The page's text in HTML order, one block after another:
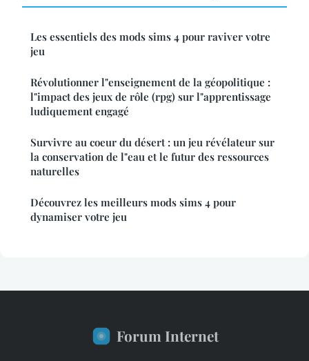
Les essentiels des mods sims 4 pour raviver votre
jeu
Révolutionner l"enseignement de la géopolitique :
l"impact des jeux de rôle (rpg) sur l"apprentissage
ludiquement engagé
Survivre au coeur du désert : un jeu révélateur sur
la conservation de l"eau et le futur des ressources
naturelles
Découvrez les meilleurs mods sims 4 pour
dynamiser votre jeu
Forum Internet